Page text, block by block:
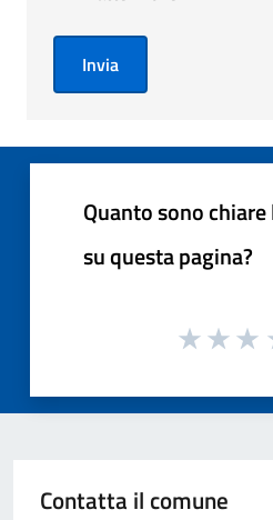
Invia
Quanto sono
su questa pagina?
Contatta il comune